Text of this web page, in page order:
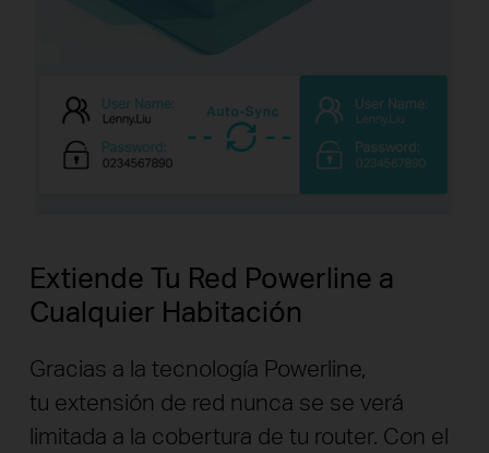
Extiende Tu Red Powerline a
Cualquier Habitación
Gracias a la tecnología Powerline,
tu extensión de red nunca se se verá
limitada a la cobertura de tu router. Con el